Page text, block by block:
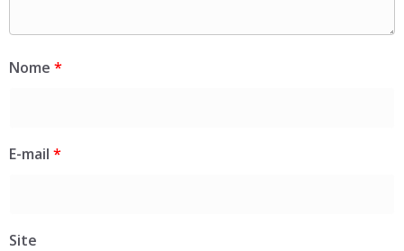
Nome *
E-mail *
Site